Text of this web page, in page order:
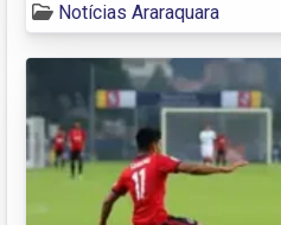
Notícias Araraquara